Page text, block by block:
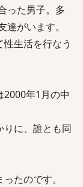
った男子。多
がいます。
生活を行なう
年1月の中
りに、誰とも同
たのです。